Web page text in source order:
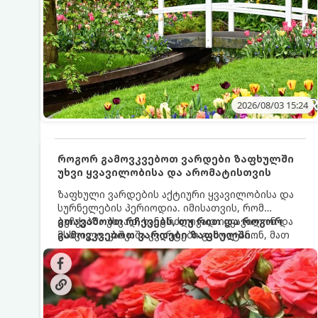
2026/08/03 15:24
როგორ გამოვკვებოთ ვარდები ზაფხულში
უხვი ყვავილობისა და არომატისთვის
ზაფხული ვარდების აქტიური ყვავილობისა და
სურნელების პერიოდია. იმისათვის, რომ
ბუჩქებმა უხვად, ხანგრძლივად იყვავილონ და
მსხვილი, კაშკაშა კვირტები გამოიტანონ, მათ
რეგულარული და სწორი გამოკვება
სჭირდებათ. ზაფხულის პერიოდში მცენარის
მოთხოვნილებები იცვლება, ამიტომ
მნიშვნელოვანია ვიცოდეთ, რომელი სასუქები
გამოიყენება ამ დროს.
გთავაზობთ რჩევებს, თუ რით და როგორ
გამოვკვებოთ ვარდები ზაფხულში
საუკეთესო შედეგის მისაღწევად: